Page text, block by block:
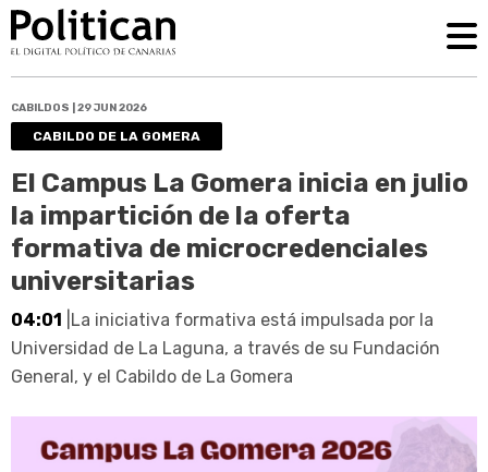
CABILDOS | 29 JUN 2026
CABILDO DE LA GOMERA
El Campus La Gomera inicia en julio
la impartición de la oferta
formativa de microcredenciales
universitarias
04:01 |La iniciativa formativa está impulsada por la
Universidad de La Laguna, a través de su Fundación
General, y el Cabildo de La Gomera